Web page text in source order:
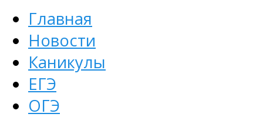
Главная
Новости
Каникулы
ЕГЭ
ОГЭ